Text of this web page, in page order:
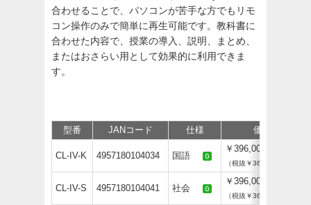
合わせることで、パソコンが苦手な方でもリモ
コン操作のみで簡単に再生可能です。教科書に
合わせた内容で、授業の導入、説明、まとめ、
またはおさらい用として効果的に利用できま
す。
型番 JANコード 仕様 価格
CL-IV-K 4957180104034 国語
￥396,000
（税抜￥360,000）
CL-IV-S 4957180104041 社会
￥396,000
（税抜￥360,000）